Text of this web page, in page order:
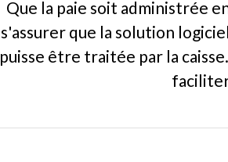
Que la paie soit administrée
s'assurer que la solution
puisse être traitée par la